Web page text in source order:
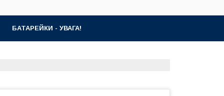
БАТАРЕЙКИ - УВАГА!